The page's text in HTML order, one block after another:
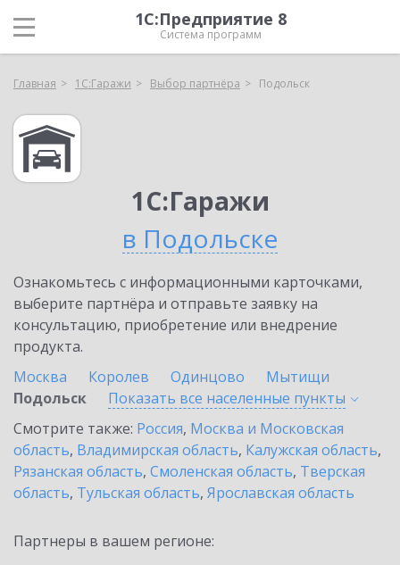
1С:Предприятие 8
Система программ
Главная 1С:Гаражи Выбор партнёра Подольск
1С:Гаражи
в Подольске
Ознакомьтесь с информационными карточками,
выберите партнёра и отправьте заявку на
консультацию, приобретение или внедрение
продукта.
Москва
Королев Одинцово
Мытищи
Подольск
Показать все населенные пункты
Смотрите также: Россия, Москва и Московская
область, Владимирская область, Калужская область,
Рязанская область, Смоленская область, Тверская
область, Тульская область, Ярославская область
Партнеры в вашем регионе: